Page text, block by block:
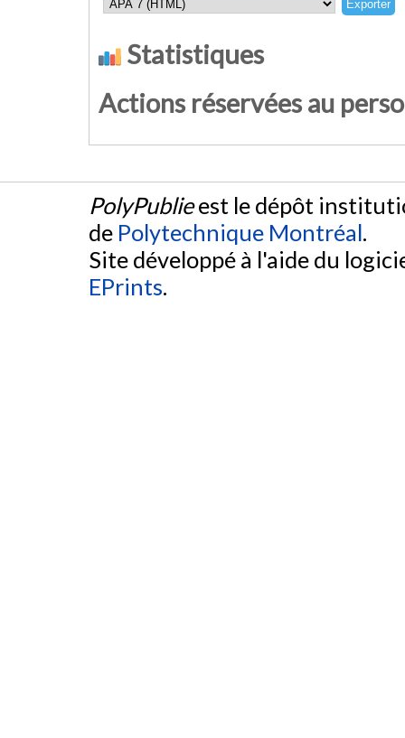
Statistiques
Actions réservées au
PolyPublieest le dépôt
de Polytechnique Montréal.
Site développé à l'aide du
EPrints.